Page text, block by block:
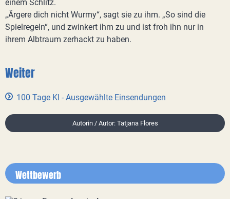
einem Schlitz.
„Ärgere dich nicht Wurmy“, sagt sie zu ihm. „So sind die
Spielregeln“, und zwinkert ihm zu und ist froh ihn nur in
ihrem Albtraum zerhackt zu haben.
Weiter
100 Tage KI - Ausgewählte Einsendungen
Autorin / Autor: Tatjana Flores
Wettbewerb